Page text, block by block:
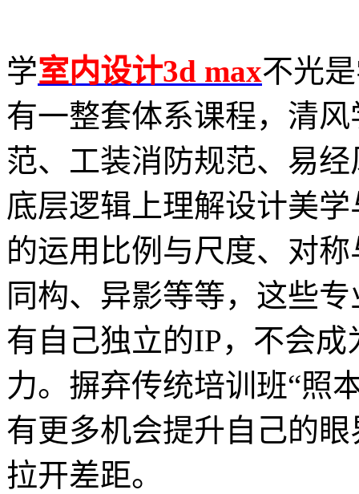
学室内设计3d max不光
有一整套体系课程，清
范、工装消防规范、易
底层逻辑上理解设计美
的运用比例与尺度、对
同构、异影等等，这些
有自己独立的IP，不会
力。摒弃传统培训班“照
有更多机会提升自己的
拉开差距。